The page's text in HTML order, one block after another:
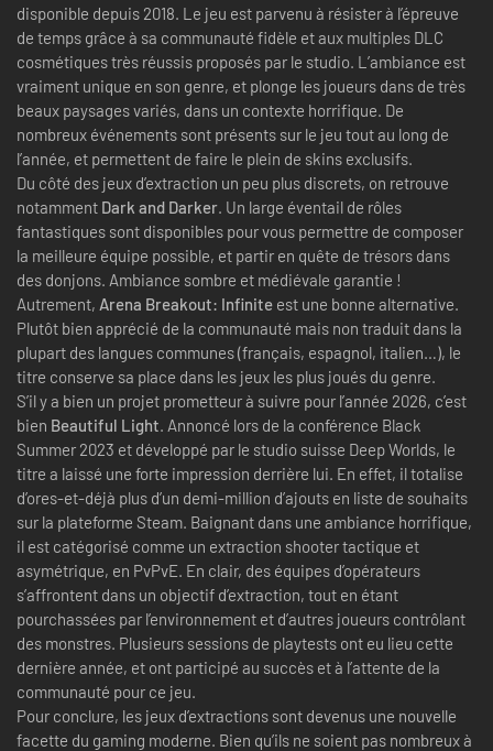
disponible depuis 2018. Le jeu est parvenu à résister à l’épreuve
de temps grâce à sa communauté fidèle et aux multiples DLC
cosmétiques très réussis proposés par le studio. L’ambiance est
vraiment unique en son genre, et plonge les joueurs dans de très
beaux paysages variés, dans un contexte horrifique. De
nombreux événements sont présents sur le jeu tout au long de
l’année, et permettent de faire le plein de skins exclusifs.
Du côté des jeux d’extraction un peu plus discrets, on retrouve
notamment Dark and Darker. Un large éventail de rôles
fantastiques sont disponibles pour vous permettre de composer
la meilleure équipe possible, et partir en quête de trésors dans
des donjons. Ambiance sombre et médiévale garantie !
Autrement, Arena Breakout: Infinite est une bonne alternative.
Plutôt bien apprécié de la communauté mais non traduit dans la
plupart des langues communes (français, espagnol, italien…), le
titre conserve sa place dans les jeux les plus joués du genre.
S’il y a bien un projet prometteur à suivre pour l’année 2026, c’est
bien Beautiful Light. Annoncé lors de la conférence Black
Summer 2023 et développé par le studio suisse Deep Worlds, le
titre a laissé une forte impression derrière lui. En effet, il totalise
d’ores-et-déjà plus d’un demi-million d’ajouts en liste de souhaits
sur la plateforme Steam. Baignant dans une ambiance horrifique,
il est catégorisé comme un extraction shooter tactique et
asymétrique, en PvPvE. En clair, des équipes d’opérateurs
s’affrontent dans un objectif d’extraction, tout en étant
pourchassées par l’environnement et d’autres joueurs contrôlant
des monstres. Plusieurs sessions de playtests ont eu lieu cette
dernière année, et ont participé au succès et à l’attente de la
communauté pour ce jeu.
Pour conclure, les jeux d’extractions sont devenus une nouvelle
facette du gaming moderne. Bien qu’ils ne soient pas nombreux à